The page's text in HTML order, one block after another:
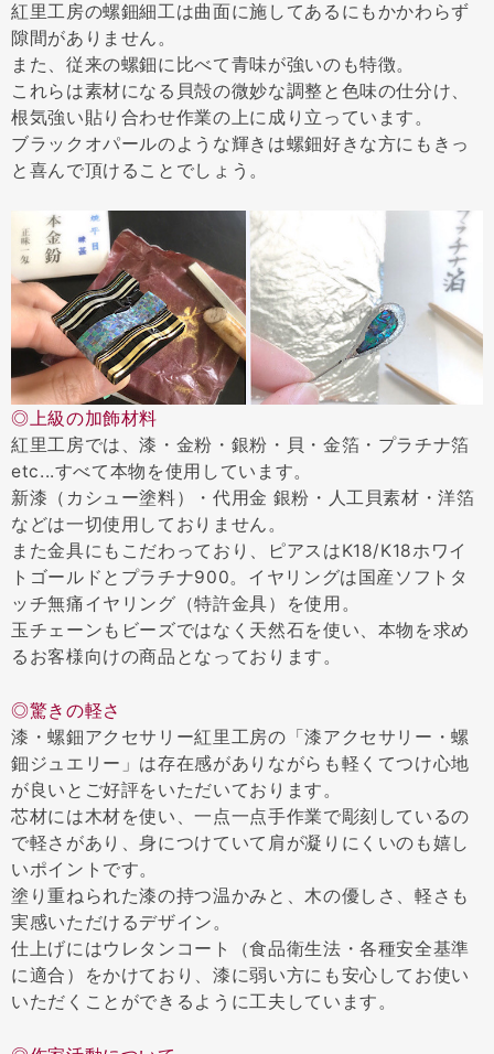
紅里工房の螺鈿細工は曲面に施してあるにもかかわらず
隙間がありません。
また、従来の螺鈿に比べて青味が強いのも特徴。
これらは素材になる貝殻の微妙な調整と色味の仕分け、
根気強い貼り合わせ作業の上に成り立っています。
ブラックオパールのような輝きは螺鈿好きな方にもきっ
と喜んで頂けることでしょう。
◎上級の加飾材料
紅里工房では、漆・金粉・銀粉・貝・金箔・プラチナ箔
etc...すべて本物を使用しています。
新漆（カシュー塗料）・代用金 銀粉・人工貝素材・洋箔
などは一切使用しておりません。
また金具にもこだわっており、ピアスはK18/K18ホワイ
トゴールドとプラチナ900。イヤリングは国産ソフトタ
ッチ無痛イヤリング（特許金具）を使用。
玉チェーンもビーズではなく天然石を使い、本物を求め
るお客様向けの商品となっております。
◎驚きの軽さ
漆・螺鈿アクセサリー紅里工房の「漆アクセサリー・螺
鈿ジュエリー」は存在感がありながらも軽くてつけ心地
が良いとご好評をいただいております。
芯材には木材を使い、一点一点手作業で彫刻しているの
で軽さがあり、身につけていて肩が凝りにくいのも嬉し
いポイントです。
塗り重ねられた漆の持つ温かみと、木の優しさ、軽さも
実感いただけるデザイン。
仕上げにはウレタンコート（食品衛生法・各種安全基準
に適合）をかけており、漆に弱い方にも安心してお使い
いただくことができるように工夫しています。